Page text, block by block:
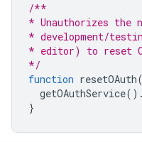
/**
* Unauthorizes the
* development/
* editor) to reset
*/
function resetOAuth
getOAuthService().
}